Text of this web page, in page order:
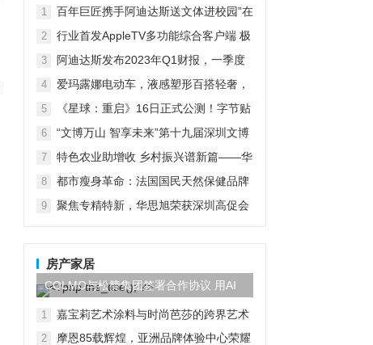
京启动
1
百年巨匠携手阿迪达斯送文体进校园”在
2
行业首发AppleTV多功能综合客户端 极
3
阿迪达斯发布2023年Q1财报，一季度
4
爱玛露娜电动车，液感塑形百搭轻奢，
5
《星球：重启》16日正式公测！字节贴
6
“文博万山 智享未来”第十九届深圳文博
7
特色农业助增收 乡村振兴谱新篇——华
8
都市瘦身革命：法国国民天然保健品牌
案
9
聚焦专精特新，华思旭荣获深圳高促会
房产家居
COLMO与松赞集团签署合作协议 用AI
科技打造山居生活场景...
1 嘉宝莉艺术涂料与时尚芭莎的跨界艺术
2
摩恩85载辉煌，亚洲品牌体验中心荣耀